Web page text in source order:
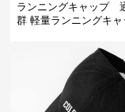
ランニングキャップ
群 軽量ランニングキ